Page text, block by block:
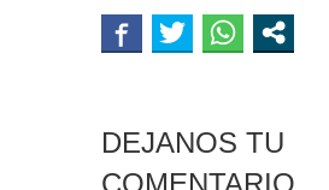
DEJANOS TU
COMENTARIO